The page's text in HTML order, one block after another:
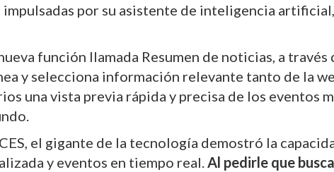
por su asistente de inteligencia artificial,
función llamada Resumen de noticias, a través
y selecciona información relevante tanto de la
una vista previa rápida y precisa de los eventos
el gigante de la tecnología demostró la
y eventos en tiempo real.Al pedirle que